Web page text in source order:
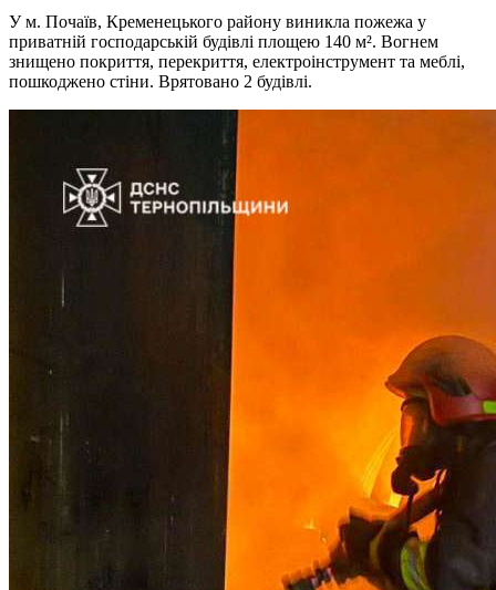
У м. Почаїв, Кременецького району виникла пожежа у
приватній господарській будівлі площею 140 м². Вогнем
знищено покриття, перекриття, електроінструмент та меблі,
пошкоджено стіни. Врятовано 2 будівлі.